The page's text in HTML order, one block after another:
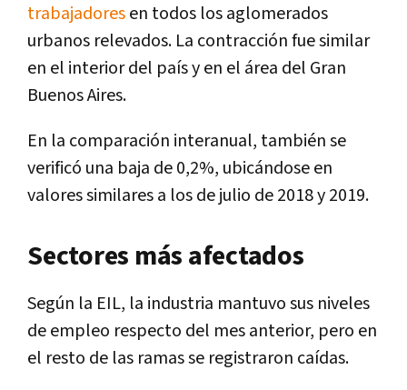
trabajadoresen todos los aglomerados
urbanos relevados. La contracción fue similar
en el interior del país y en el área del Gran
Buenos Aires.
En la comparación interanual, también se
verificó una baja de 0,2%, ubicándose en
valores similares a los de julio de 2018 y 2019.
Sectores más afectados
Según la EIL, la industria mantuvo sus niveles
de empleo respecto del mes anterior, pero en
el resto de las ramas se registraron caídas.